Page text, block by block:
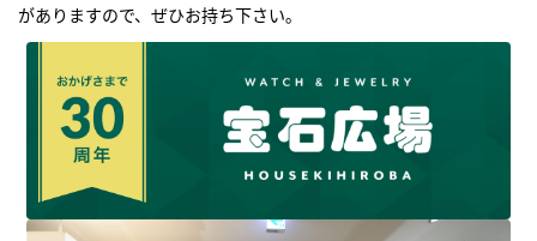
がありますので、ぜひお持ち下さい｡